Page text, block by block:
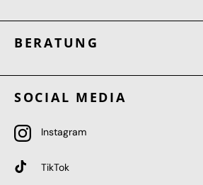
BERATUNG
SOCIAL MEDIA
Instagram
TikTok